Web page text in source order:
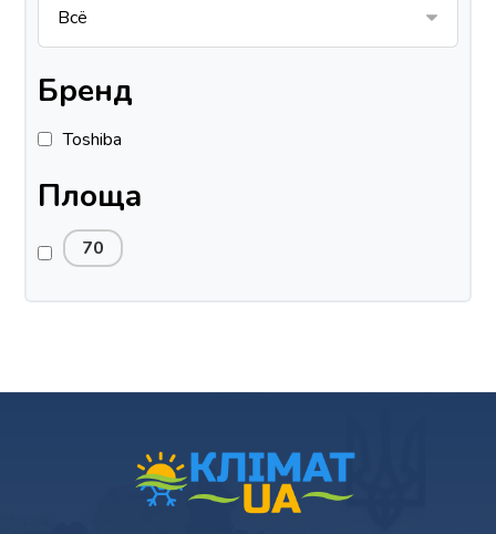
Бренд
Toshiba
Площа
70